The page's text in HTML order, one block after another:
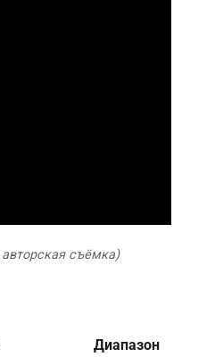
съёмка)
Диапазон